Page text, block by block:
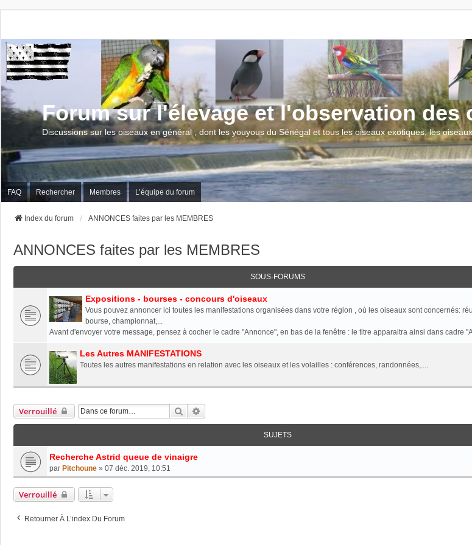
Forum sur l'élevage et l'observation des
Discussions sur les oiseaux en général , dont les youyous du Sénégal et tous les oiseaux exotiques, les
FAQ Rechercher Membres L’équipe du forum
Index du forum ANNONCES faites par les MEMBRES
ANNONCES faites par les MEMBRES
SOUS-FORUMS
Expositions - bourses - concours d'oiseaux
Vous pouvez annoncer ici toutes les manifestations organisées dans votre région , où les oiseaux sont concernés:
bourse, championnat,...
Avant d'envoyer votre message, pensez à cocher le cadre "Annonce", en bas de la fenêtre : le titre apparaitra ainsi dans cadre
Les Autres MANIFESTATIONS
Toutes les autres manifestations en relation avec les oiseaux et les volailles : conférences, randonnées,....
Verrouillé Rechercher
SUJETS
Recherche Astrid queue de vinaigre
par Pitchoune » 07 déc. 2019, 10:51
Verrouillé
Retourner À L’index Du Forum